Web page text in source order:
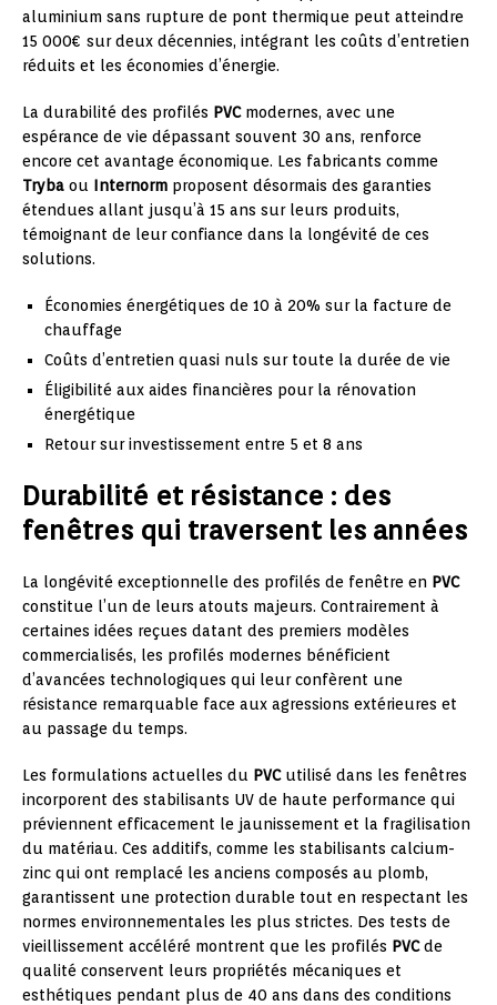
aluminium sans rupture de pont thermique peut atteindre
15 000€ sur deux décennies, intégrant les coûts d’entretien
réduits et les économies d’énergie.
La durabilité des profilés PVCmodernes, avec une
espérance de vie dépassant souvent 30 ans, renforce
encore cet avantage économique. Les fabricants comme
Tryba ou Internorm proposent désormais des garanties
étendues allant jusqu’à 15 ans sur leurs produits,
témoignant de leur confiance dans la longévité de ces
solutions.
Économies énergétiques de 10 à 20% sur la facture de
chauffage
Coûts d’entretien quasi nuls sur toute la durée de vie
Éligibilité aux aides financières pour la rénovation
énergétique
Retour sur investissement entre 5 et 8 ans
Durabilité et résistance : des
fenêtres qui traversent les années
La longévité exceptionnelle des profilés de fenêtre en PVC
constitue l’un de leurs atouts majeurs. Contrairement à
certaines idées reçues datant des premiers modèles
commercialisés, les profilés modernes bénéficient
d’avancées technologiques qui leur confèrent une
résistance remarquable face aux agressions extérieures et
au passage du temps.
Les formulations actuelles du PVCutilisé dans les fenêtres
incorporent des stabilisants UV de haute performance qui
préviennent efficacement le jaunissement et la fragilisation
du matériau. Ces additifs, comme les stabilisants calcium-
zinc qui ont remplacé les anciens composés au plomb,
garantissent une protection durable tout en respectant les
normes environnementales les plus strictes. Des tests de
vieillissement accéléré montrent que les profilés PVCde
qualité conservent leurs propriétés mécaniques et
esthétiques pendant plus de 40 ans dans des conditions